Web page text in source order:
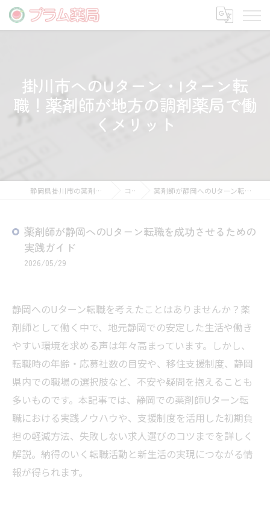
掛川市へのUターン・Iターン転
職！薬剤師が地方の調剤薬局で働
くメリット
静岡県掛川市の薬剤師の求人ならプラム薬局 コラム 薬剤師が静岡へのUターン転職を成功させるための実践ガイド
薬剤師が静岡へのUターン転職を成功させるための
実践ガイド
2026/05/29
静岡へのUターン転職を考えたことはありませんか？薬
剤師として働く中で、地元静岡での安定した生活や働き
やすい環境を求める声は年々高まっています。しかし、
転職時の年齢・応募社数の目安や、移住支援制度、静岡
県内での職場の選択肢など、不安や疑問を抱えることも
多いものです。本記事では、静岡での薬剤師Uターン転
職における実践ノウハウや、支援制度を活用した初期負
担の軽減方法、失敗しない求人選びのコツまでを詳しく
解説。納得のいく転職活動と新生活の実現につながる情
報が得られます。